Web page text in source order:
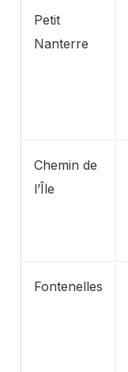
Petit
Nanterre
Chemin de
l’Île
Fontenelles